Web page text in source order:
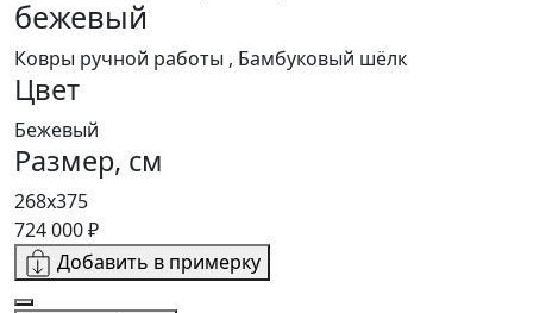
бежевый
Ковры ручной работы , Бамбуковый шёлк
Цвет
Бежевый
Размер, см
268x375
724 000 ₽
Добавить в примерку